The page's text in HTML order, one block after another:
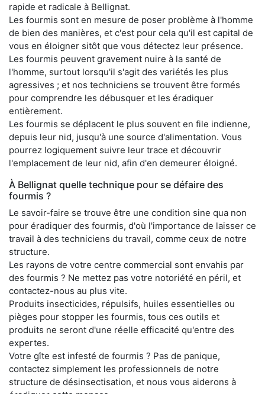
rapide et radicale à Bellignat.
Les fourmis sont en mesure de poser problème à l'homme
de bien des manières, et c'est pour cela qu'il est capital de
vous en éloigner sitôt que vous détectez leur présence.
Les fourmis peuvent gravement nuire à la santé de
l'homme, surtout lorsqu'il s'agit des variétés les plus
agressives ; et nos techniciens se trouvent être formés
pour comprendre les débusquer et les éradiquer
entièrement.
Les fourmis se déplacent le plus souvent en file indienne,
depuis leur nid, jusqu'à une source d'alimentation. Vous
pourrez logiquement suivre leur trace et découvrir
l'emplacement de leur nid, afin d'en demeurer éloigné.
À Bellignat quelle technique pour se défaire des
fourmis ?
Le savoir-faire se trouve être une condition sine qua non
pour éradiquer des fourmis, d'où l'importance de laisser ce
travail à des techniciens du travail, comme ceux de notre
structure.
Les rayons de votre centre commercial sont envahis par
des fourmis ? Ne mettez pas votre notoriété en péril, et
contactez-nous au plus vite.
Produits insecticides, répulsifs, huiles essentielles ou
pièges pour stopper les fourmis, tous ces outils et
produits ne seront d'une réelle efficacité qu'entre des
expertes.
Votre gîte est infesté de fourmis ? Pas de panique,
contactez simplement les professionnels de notre
structure de désinsectisation, et nous vous aiderons à